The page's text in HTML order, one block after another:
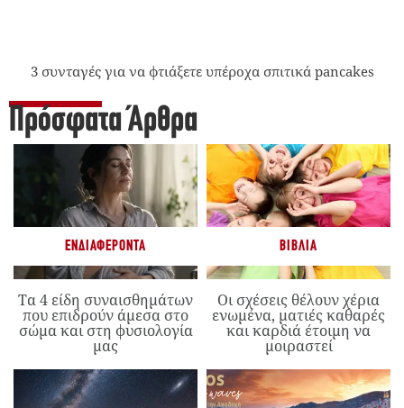
3 συνταγές για να φτιάξετε υπέροχα σπιτικά pancakes
Πρόσφατα Άρθρα
ΕΝΔΙΑΦΈΡΟΝΤΑ
Τα 4 είδη συναισθημάτων
που επιδρούν άμεσα στο
σώμα και στη φυσιολογία
μας
ΒΙΒΛΊΑ
Οι σχέσεις θέλουν χέρια
ενωμένα, ματιές καθαρές
και καρδιά έτοιμη να
μοιραστεί